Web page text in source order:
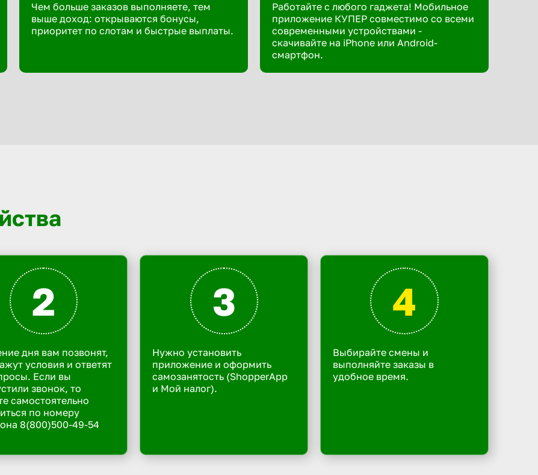
Чем больше заказов выполняете, тем
выше доход: открываются бонусы,
приоритет по слотам и быстрые выплаты.
Работайте с любого гаджета! Мобильное
приложение КУПЕР совместимо со всеми
современными устройствами -
скачивайте на iPhone или Android-
смартфон.
2
дня вам позвонят,
условия и ответят
Если вы
звонок, то
самостоятельно
по номеру
8(800)500-49-54
3
Нужно установить
приложение и оформить
самозанятость (ShopperApp
и Мой налог).
4
Выбирайте смены и
выполняйте заказы в
удобное время.